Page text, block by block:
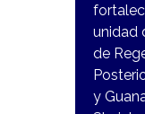
unidad
de
y